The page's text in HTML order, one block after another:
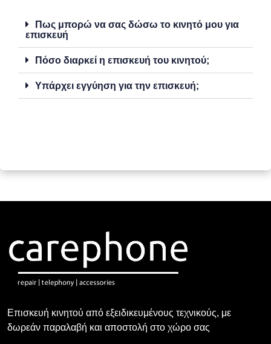
Πως μπορώ να σας δώσω το κινητό μου για
επισκευή
Πόσο διαρκεί η επισκευή του κινητού;
Υπάρχει εγγύηση για την επισκευή;
Επισκευή κινητού από εξειδικευμένους τεχνικούς, με
δωρεάν παραλαβή και αποστολή στο χώρο σας